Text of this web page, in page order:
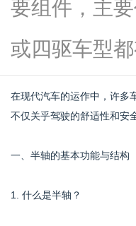
要组件，主
或四驱车型
在现代汽车的运作中，许多
不仅关乎驾驶的舒适性和安
一、半轴的基本功能与结构
1. 什么是半轴？